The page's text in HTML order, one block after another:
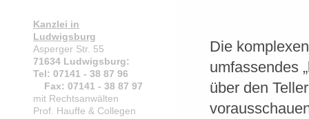
Die
umfassendes
über den
Kanzlei in
Ludwigsburg
Asperger Str. 55
71634 Ludwigsburg:
Tel: 07141 - 38 87 96
Fax: 07141 - 38 87 97
mit Rechtsanwälten
Prof. Hauffe & Collegen